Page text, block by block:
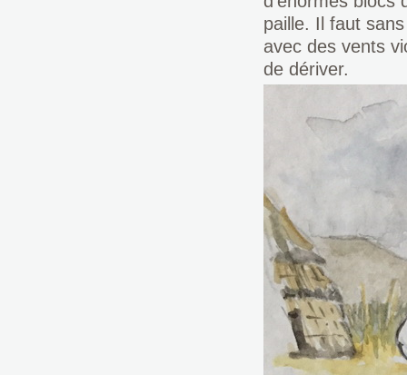
paille. Il faut
avec des vents
de dériver.